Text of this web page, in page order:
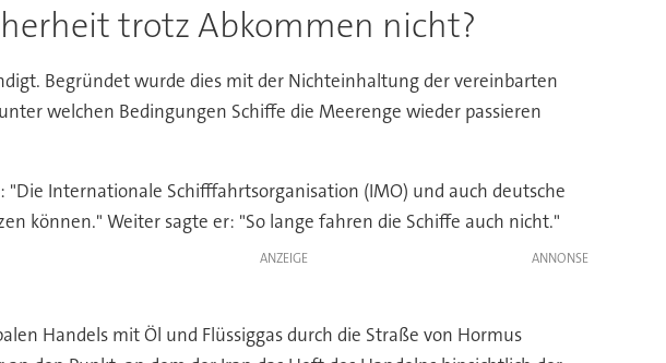
trotz Abkommen nicht?
Begründet wurde dies mit der Nichteinhaltung der vereinbarten
welchen Bedingungen Schiffe die Meerenge wieder passieren
Internationale Schifffahrtsorganisation (IMO) und auch deutsche
können." Weiter sagte er: "So lange fahren die Schiffe auch nicht."
ANZEIGE
Handels mit Öl und Flüssiggas durch die Straße von Hormus